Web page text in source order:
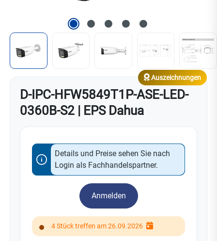
D-IPC-HFW5849T1P-ASE-LED-
0360B-S2 | EPS Dahua
Auszeichnungen
Details und Preise sehen Sie nach
Login als Fachhandelspartner.
Anmelden
4 Stück treffen am 26.09.2026